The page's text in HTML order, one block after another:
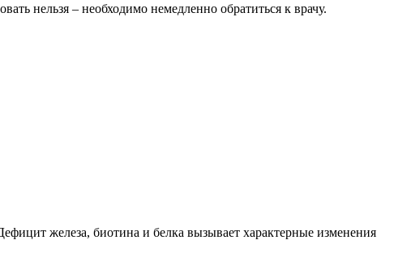
нельзя – необходимо немедленно обратиться к врачу.
железа, биотина и белка вызывает характерные изменения